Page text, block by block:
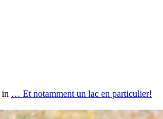
in … Et notamment un lac en particulier!